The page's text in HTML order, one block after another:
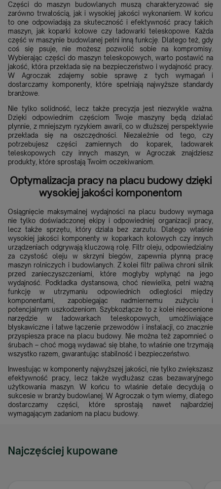
Części do maszyn budowlanych muszą charakteryzować się
zarówno trwałością, jak i wysokiej jakości wykonaniem. W końcu
to one odpowiadają za skuteczność i efektywność pracy takich
maszyn, jak koparki kołowe czy ładowarki teleskopowe. Każda
część w maszynie budowlanej pełni inną funkcję. Dlatego też, gdy
coś się psuje, nie możesz pozwolić sobie na kompromisy.
Wybierając części do maszyn teleskopowych, warto postawić na
jakość, która przekłada się na bezpieczeństwo i wydajność pracy.
W Agroczak zdajemy sobie sprawę z tych wymagań i
dostarczamy komponenty, które spełniają najwyższe standardy
branżowe.
Nie tylko solidność, lecz także precyzja jest niezwykle ważna.
Dzięki odpowiednim częściom Twoje maszyny będą działać
płynnie, z mniejszym ryzykiem awarii, co w dłuższej perspektywie
przekłada się na oszczędności. Niezależnie od tego, czy
potrzebujesz części zamiennych do koparek, ładowarek
teleskopowych czy innych maszyn, w Agroczak znajdziesz
produkty, które sprostają Twoim oczekiwaniom.
Optymalizacja pracy na placu budowy dzięki
wysokiej jakości komponentom
Osiągnięcie maksymalnej wydajności na placu budowy wymaga
nie tylko doświadczonej ekipy i odpowiedniej organizacji pracy,
lecz także sprzętu, który działa bez zarzutu. Dlatego właśnie
wysokiej jakości komponenty w koparkach kołowych czy innych
urządzeniach odgrywają kluczową rolę. Filtr oleju, odpowiedzialny
za czystość oleju w skrzyni biegów, zapewnia płynną pracę
maszyn rolniczych i budowlanych. Z kolei filtr paliwa chroni silnik
przed zanieczyszczeniami, które mogłyby wpłynąć na jego
wydajność. Podkładka dystansowa, choć niewielka, pełni ważną
funkcję w utrzymaniu odpowiednich odległości między
komponentami, zapobiegając nadmiernemu zużyciu i
potencjalnym uszkodzeniom. Szybkozłącze to z kolei nieocenione
narzędzie w ładowarkach teleskopowych, umożliwiające
błyskawiczne i łatwe łączenie przewodów i instalacji, co znacznie
przyspiesza prace na placu budowy. Nie można też zapomnieć o
śrubach – choć mogą wydawać się błahe, to właśnie one trzymają
wszystko razem, gwarantując stabilność i bezpieczeństwo.
Inwestując w komponenty najwyższej jakości, nie tylko zwiększasz
efektywność pracy, lecz także wydłużasz czas bezawaryjnego
użytkowania maszyn. W końcu to właśnie detale decydują o
sukcesie w branży budowlanej. W Agroczak o tym wiemy, dlatego
dostarczamy części, które sprostają nawet najbardziej
wymagającym zadaniom na placu budowy.
Najczęściej kupowane